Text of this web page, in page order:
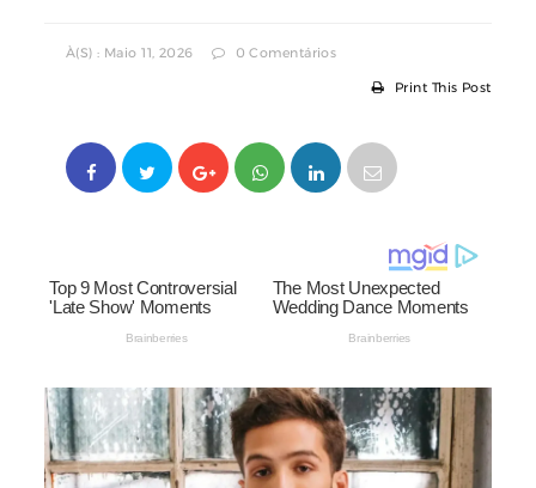
À(s) : Maio 11, 2026 0 Comentários
Print This Post